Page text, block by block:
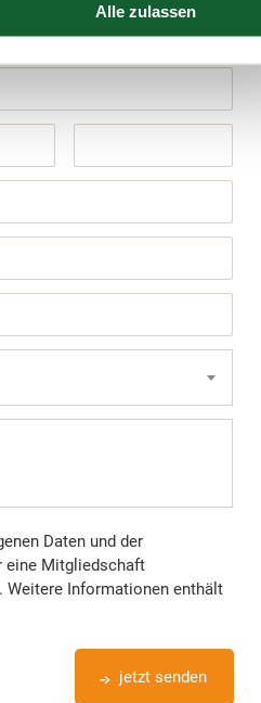
Alle zulassen
Daten und der
eine Mitgliedschaft
Informationen enthält
jetzt senden